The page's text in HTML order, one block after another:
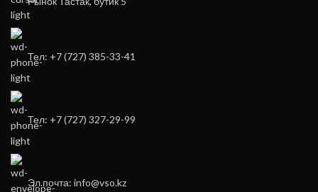
Тел: +7 (727) 385-33-41
Тел: +7 (727) 327-29-99
Эл.почта: info@vso.kz